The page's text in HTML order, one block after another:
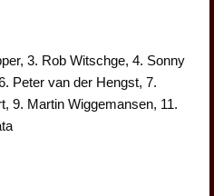
3. Rob Witschge, 4. Sonny
Peter van der Hengst, 7.
9. Martin Wiggemansen, 11.